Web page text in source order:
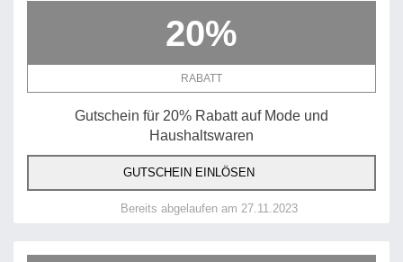
20%
RABATT
Gutschein für 20% Rabatt auf Mode und
Haushaltswaren
GUTSCHEIN EINLÖSEN
Bereits abgelaufen am 27.11.2023